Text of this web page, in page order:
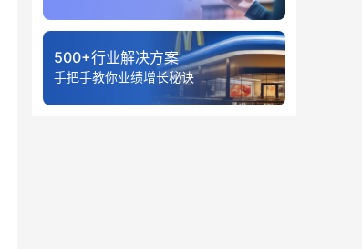
500+行业解决方案
手把手教你业绩增长秘诀